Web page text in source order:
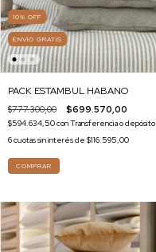
10% OFF
ENVÍO GRATIS
PACK ESTAMBUL HABANO
$777.300,00 $699.570,00
$594.634,50conTransferencia o depósito
6cuotas sin interés de $116.595,00
COMPRAR